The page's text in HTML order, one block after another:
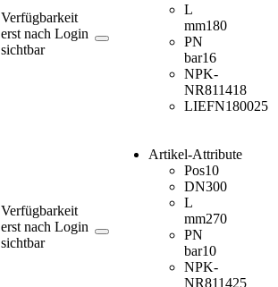
Verfügbarkeit
erst nach Login
sichtbar
L
mm180
PN
bar16
NPK-
NR811418
LIEFN180025
Verfügbarkeit
erst nach Login
sichtbar
Artikel-Attribute
Pos10
DN300
L
mm270
PN
bar10
NPK-
NR811425